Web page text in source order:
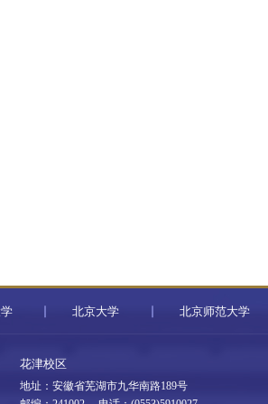
北京大学 北京师范大学
花津校区
地址：安徽省芜湖市九华南路189号